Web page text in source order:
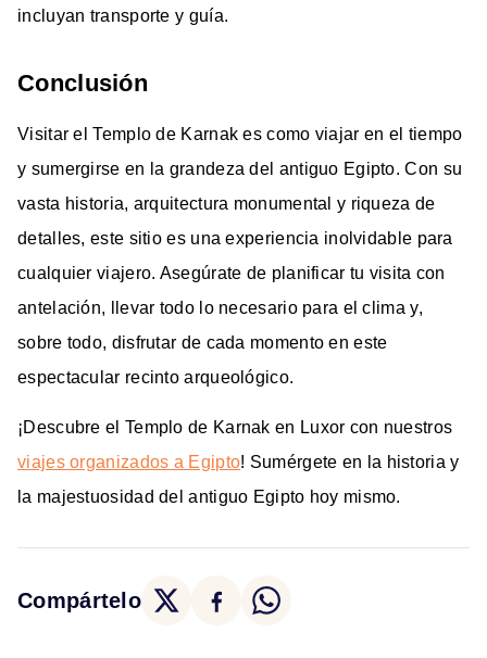
incluyan transporte y guía.
Conclusión
Visitar el Templo de Karnak es como viajar en el tiempo
y sumergirse en la grandeza del antiguo Egipto. Con su
vasta historia, arquitectura monumental y riqueza de
detalles, este sitio es una experiencia inolvidable para
cualquier viajero. Asegúrate de planificar tu visita con
antelación, llevar todo lo necesario para el clima y,
sobre todo, disfrutar de cada momento en este
espectacular recinto arqueológico.
¡Descubre el Templo de Karnak en Luxor con nuestros
viajes organizados a Egipto! Sumérgete en la historia y
la majestuosidad del antiguo Egipto hoy mismo.
Compártelo